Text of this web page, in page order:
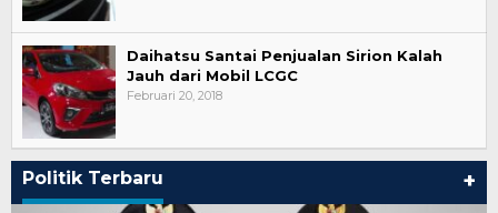
Daihatsu Santai Penjualan Sirion Kalah
Jauh dari Mobil LCGC
Februari 20, 2018
Politik Terbaru +